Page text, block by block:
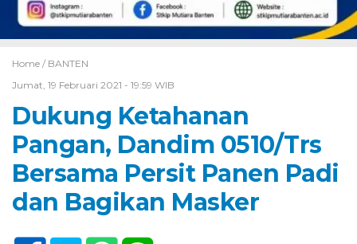
Home / BANTEN
Jumat, 19 Februari 2021 - 19:59 WIB
Dukung Ketahanan
Pangan, Dandim 0510/Trs
Bersama Persit Panen Padi
dan Bagikan Masker